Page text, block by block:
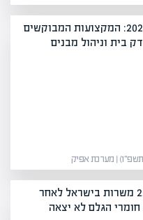
ביקוש גובר ב-2026: המקצועות המבוקשים
בית וניהול מבנים
טבע מקצצת 250 משרות בישראל לאחר
הגלם לא יצאה